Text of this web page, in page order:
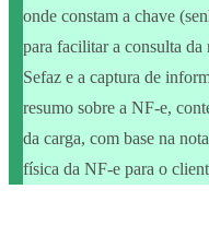
onde constam a chave
para facilitar a consulta da
Sefaz e a captura de
resumo sobre a NF-e,
da carga, com base na
física da NF-e para o